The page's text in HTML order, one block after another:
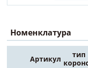
Номенклатура
Артикул
тип